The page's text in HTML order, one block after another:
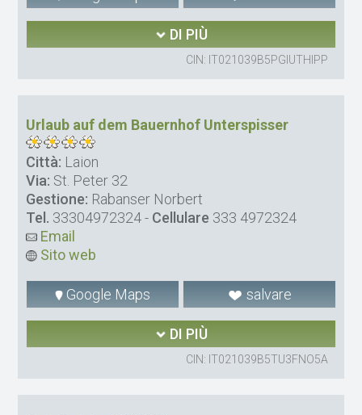
DI PIÙ
CIN: IT021039B5PGIUTHIPP
Urlaub auf dem Bauernhof Unterspisser
Città: Laion
Via: St. Peter 32
Gestione: Rabanser Norbert
Tel. 33304972324- Cellulare 333 4972324
Email
Sito web
Google Maps salvare
DI PIÙ
CIN: IT021039B5TU3FNO5A